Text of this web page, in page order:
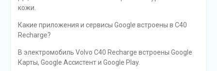
кожи.
Какие приложения и сервисы Google встроены в C40
Recharge?
В электромобиль Volvo C40 Recharge встроены Google
Карты, Google Ассистент и Google Play.